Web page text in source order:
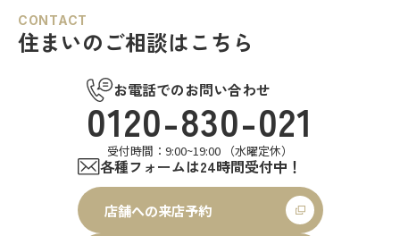
CONTACT
住まいのご相談はこちら
お電話でのお問い合わせ
0120-830-021
受付時間：9:00~19:00 （水曜定休）
各種フォームは24時間受付中！
店舗への来店予約